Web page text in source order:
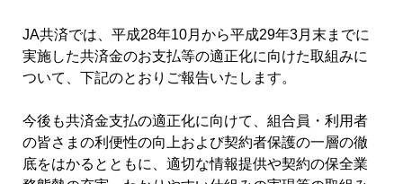
JA共済では、平成28年10月から平成29年3月末までに
実施した共済金のお支払等の適正化に向けた取組みに
ついて、下記のとおりご報告いたします。
今後も共済金支払の適正化に向けて、組合員・利用者
の皆さまの利便性の向上および契約者保護の一層の徹
底をはかるとともに、適切な情報提供や契約の保全業